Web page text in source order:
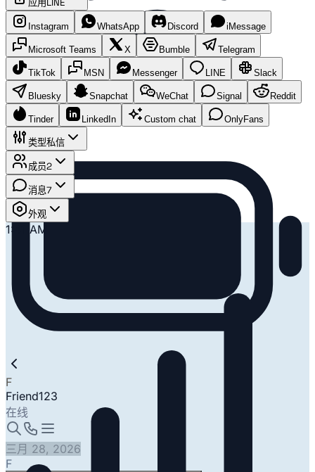
F
Friend123
在线
三月 28, 2026
F
Instagram WhatsApp Discord iMessage
Microsoft Teams X Bumble Telegram
TikTok MSN Messenger LINE Slack
Bluesky Snapchat WeChat Signal Reddit
Tinder LinkedIn Custom chat OnlyFans
类型私信
成员2
消息7
外观
1:41 AM